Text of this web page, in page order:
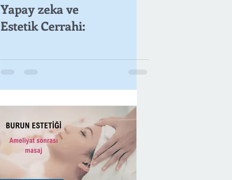
Yapay zeka ve
Estetik Cerrahi: